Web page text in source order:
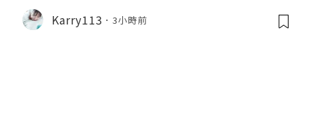
Karry113 3小時前